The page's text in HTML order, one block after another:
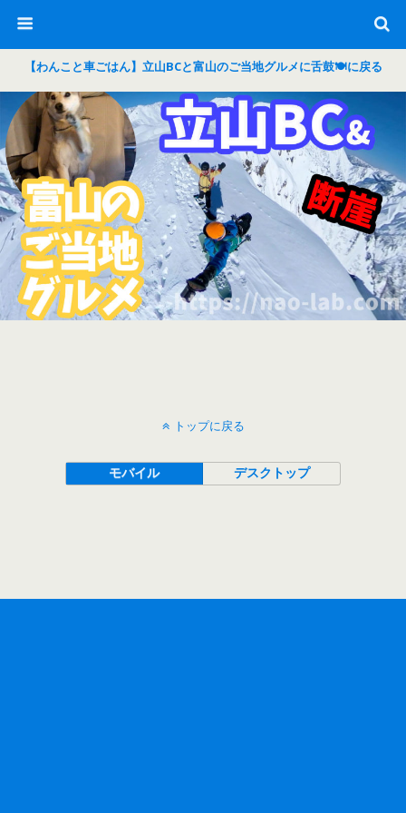
【わんこと車ごはん】立山BCと富山のご当地グルメに舌鼓🍽に戻る
トップに戻る
モバイル デスクトップ